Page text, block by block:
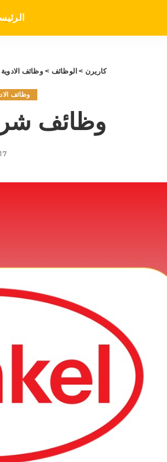
كاريرن > الوظائف >وظائف
وظائف
وظائف
17 يوليو، 2021